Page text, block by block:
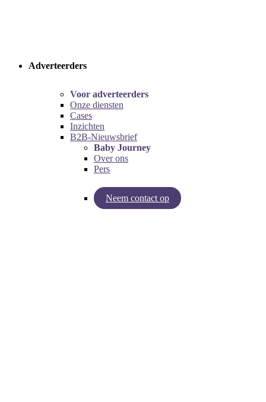
Adverteerders
Voor adverteerders
Onze diensten
Cases
Inzichten
B2B-Nieuwsbrief
Baby Journey
Over ons
Pers
Neem contact op